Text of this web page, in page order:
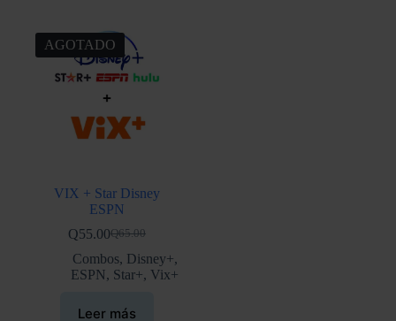
AGOTADO
VIX + Star Disney
ESPN
Q65.00
El
precio
original
Q55.00El
precio
actual
Combos, Disney+,
ESPN, Star+, Vix+
Leer más